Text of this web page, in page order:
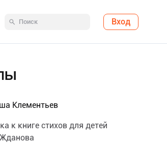
Вход
Клементьев
к книге стихов для детей